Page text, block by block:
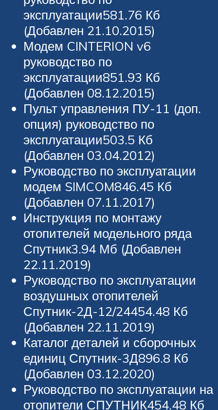
эксплуатации581.76 Кб
(Добавлен 21.10.2015)
Модем CINTERION v6
руководство по
эксплуатации851.93 Кб
(Добавлен 08.12.2015)
Пульт управления ПУ-11 (доп.
опция) руководство по
эксплуатации503.5 Кб
(Добавлен 03.04.2012)
Руководство по эксплуатации
модем SIMCOM846.45 Кб
(Добавлен 07.11.2017)
Инструкция по монтажу
отопителей модельного ряда
Спутник3.94 Мб (Добавлен
22.11.2019)
Руководство по эксплуатации
воздушных отопителей
Спутник-2Д-12/24454.48 Кб
(Добавлен 22.11.2019)
Каталог деталей и сборочных
единиц Спутник-3Д896.8 Кб
(Добавлен 03.12.2020)
Руководство по эксплуатации на
отопители СПУТНИК454.48 Кб